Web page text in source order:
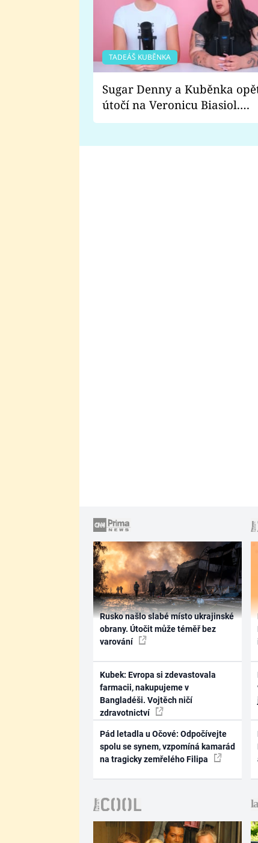
TADEÁŠ KUBĚNKA
Sugar Denny a Kuběnka
útočí na Veronicu Biasiol.
Proč je podle nich falešná a
Rusko našlo slabé místo ukrajinské
obrany. Útočit může téměř bez
varování
Kubek: Evropa si zdevastovala
farmacii, nakupujeme v
Bangladéši. Vojtěch ničí
zdravotnictví
Pád letadla u Očové: Odpočívejte
spolu se synem, vzpomíná kamarád
na tragicky zemřelého Filipa